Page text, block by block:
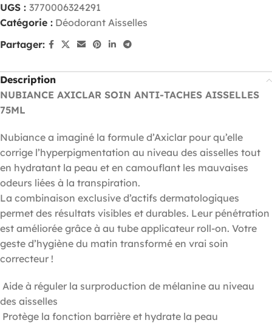
UGS : 3770006324291
Catégorie : Déodorant Aisselles
Partager:
Description
NUBIANCE AXICLAR SOIN ANTI-TACHES AISSELLES
75ML
Nubiance a imaginé la formule d’Axiclar pour qu’elle
corrige l’hyperpigmentation au niveau des aisselles tout
en hydratant la peau et en camouflant les mauvaises
odeurs liées à la transpiration.
La combinaison exclusive d’actifs dermatologiques
permet des résultats visibles et durables. Leur pénétration
est améliorée grâce à au tube applicateur roll-on. Votre
geste d’hygiène du matin transformé en vrai soin
correcteur !
Aide à réguler la surproduction de mélanine au niveau
des aisselles
Protège la fonction barrière et hydrate la peau